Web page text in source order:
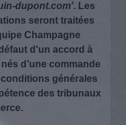
dupont.com'. Les
seront traitées
Champagne
d'un accord à
d’une commande
générales
des tribunaux